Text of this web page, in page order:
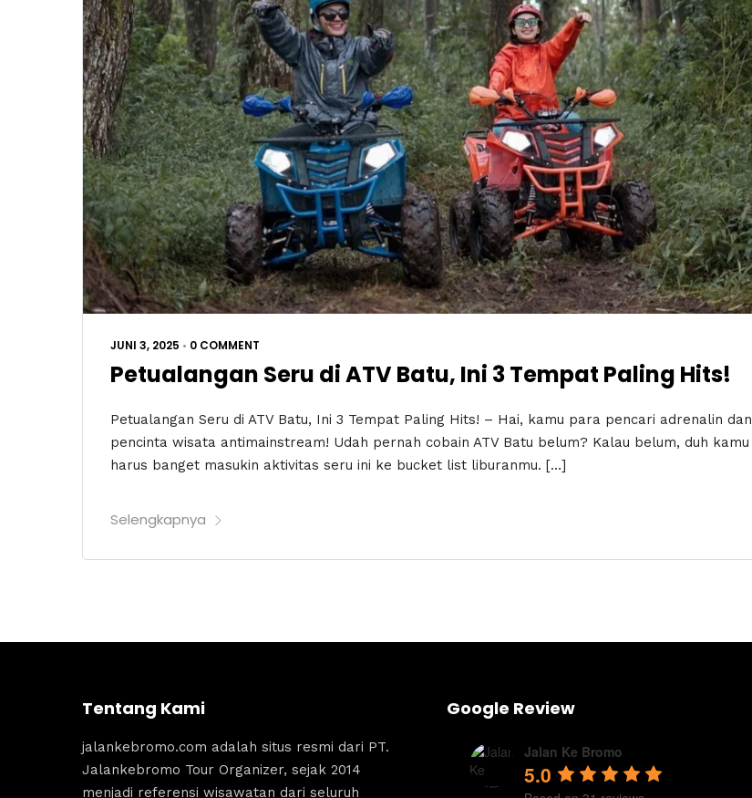
JUNI 3, 2025 • 0 COMMENT
Petualangan Seru di ATV Batu, Ini 3 Tempat Paling Hits!
Petualangan Seru di ATV Batu, Ini 3 Tempat Paling Hits! – Hai, kamu para pencari adrenalin dan
pencinta wisata antimainstream! Udah pernah cobain ATV Batu belum? Kalau belum, duh kamu
harus banget masukin aktivitas seru ini ke bucket list liburanmu. […]
Selengkapnya
Tentang Kami
jalankebromo.com adalah situs resmi dari PT.
Jalankebromo Tour Organizer, sejak 2014
menjadi referensi wisawatan dari seluruh
Google Review
Jalan Ke Bromo
5.0